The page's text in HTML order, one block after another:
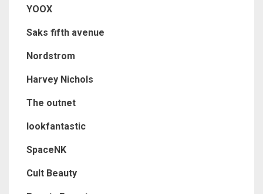
YOOX
Saks fifth avenue
Nordstrom
Harvey Nichols
The outnet
lookfantastic
SpaceNK
Cult Beauty